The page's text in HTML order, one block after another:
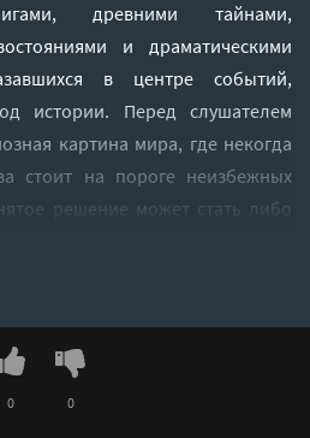
древними тайнами,
и драматическими
в центре событий,
истории. Перед слушателем
картина мира, где некогда
стоит на пороге неизбежных
решение может стать либо
жизни. Здесь нет простых
ответов. Мир, созданный
0 0